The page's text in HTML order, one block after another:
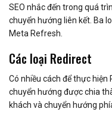
SEO nhắc đến trong quá
chuyển hướng liên kết. Ba
Meta Refresh.
Các loại Redirect
Có nhiều cách để thực hiện
chuyển hướng được chia
khách và chuyển hướng